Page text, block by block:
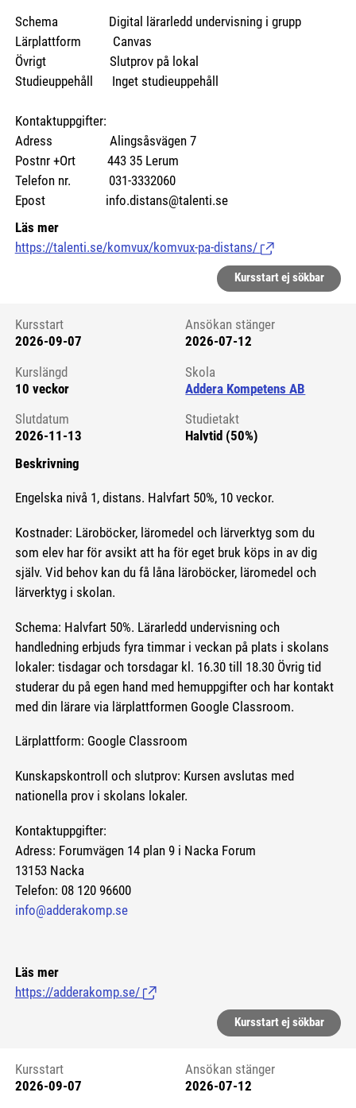
Schema Digital lärarledd undervisning i grupp
Lärplattform Canvas
Övrigt Slutprov på lokal
Studieuppehåll Inget studieuppehåll
Kontaktuppgifter:
Adress Alingsåsvägen 7
Postnr +Ort 443 35 Lerum
Telefon nr. 031-3332060
Epost info.distans@talenti.se
Läs mer
https://talenti.se/komvux/komvux-pa-distans/ (Länk till extern
Kursstart ej sökbar
Kursstart 6145543
Kursstart
2026-09-07
Ansökan stänger
2026-07-12
Kurslängd
10 veckor
Skola
Addera Kompetens AB
Slutdatum
2026-11-13
Studietakt
Halvtid (50%)
Beskrivning
Engelska nivå 1, distans. Halvfart 50%, 10 veckor.
Kostnader: Läroböcker, läromedel och lärverktyg som du
som elev har för avsikt att ha för eget bruk köps in av dig
själv. Vid behov kan du få låna läroböcker, läromedel och
lärverktyg i skolan.
Schema: Halvfart 50%. Lärarledd undervisning och
handledning erbjuds fyra timmar i veckan på plats i skolans
lokaler: tisdagar och torsdagar kl. 16.30 till 18.30 Övrig tid
studerar du på egen hand med hemuppgifter och har kontakt
med din lärare via lärplattformen Google Classroom.
Lärplattform: Google Classroom
Kunskapskontroll och slutprov: Kursen avslutas med
nationella prov i skolans lokaler.
Kontaktuppgifter:
Adress: Forumvägen 14 plan 9 i Nacka Forum
13153 Nacka
Telefon: 08 120 96600
info@adderakomp.se
Läs mer
https://adderakomp.se/ (Länk till extern sida.)
Kursstart ej sökbar
Kursstart 6212947
Kursstart
2026-09-07
Ansökan stänger
2026-07-12